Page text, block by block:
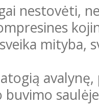
nestovėti,
mityba,
buvimo